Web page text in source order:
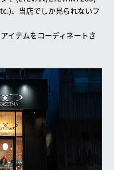
、当店でしか見られないフ
イテムをコーディネートさ